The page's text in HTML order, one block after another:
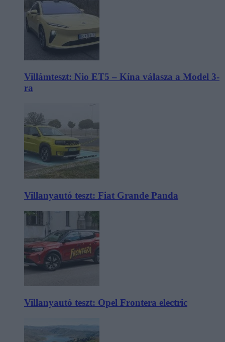
Villámteszt: Nio ET5 – Kína válasza a Model 3-
ra
Villanyautó teszt: Fiat Grande Panda
Villanyautó teszt: Opel Frontera electric